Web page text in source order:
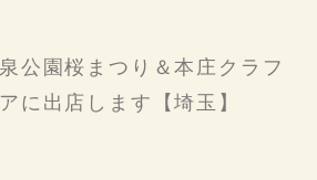
公園桜まつり＆本庄クラフ
に出店します【埼玉】